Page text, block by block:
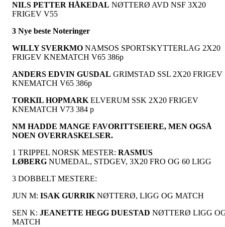
NILS PETTER HÅKEDAL NØTTERØ AVD NSF 3X20
FRIGEV V55
3 Nye beste Noteringer
WILLY SVERKMO NAMSOS SPORTSKYTTERLAG 2X20
FRIGEV KNEMATCH V65 386p
ANDERS EDVIN GUSDAL GRIMSTAD SSL 2X20 FRIGEV
KNEMATCH V65 386p
TORKIL HOPMARK ELVERUM SSK 2X20 FRIGEV
KNEMATCH V73 384 p
NM HADDE MANGE FAVORITTSEIERE, MEN OGSÅ
NOEN OVERRASKELSER.
1 TRIPPEL NORSK MESTER: RASMUS
LØBERG NUMEDAL, STDGEV, 3X20 FRO OG 60 LIGG
3 DOBBELT MESTERE:
JUN M: ISAK GURRIK NØTTERØ, LIGG OG MATCH
SEN K: JEANETTE HEGG DUESTAD NØTTERØ LIGG
MATCH